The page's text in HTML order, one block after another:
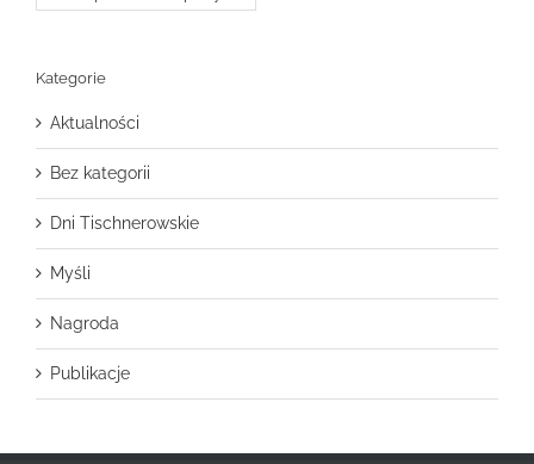
Kategorie
Aktualności
Bez kategorii
Dni Tischnerowskie
Myśli
Nagroda
Publikacje